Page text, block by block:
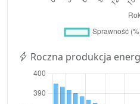
Roczna produkcja